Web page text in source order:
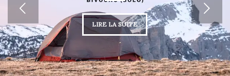
LIRE LA SUITE
Suivant